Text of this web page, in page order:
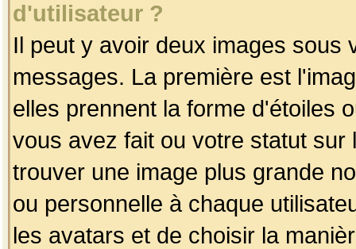
d'utilisateur ?
Il peut y avoir deux images sous
messages. La première est
elles prennent la forme d'étoiles
vous avez fait ou votre statut
trouver une image plus grande
ou personnelle à chaque
les avatars et de choisir la